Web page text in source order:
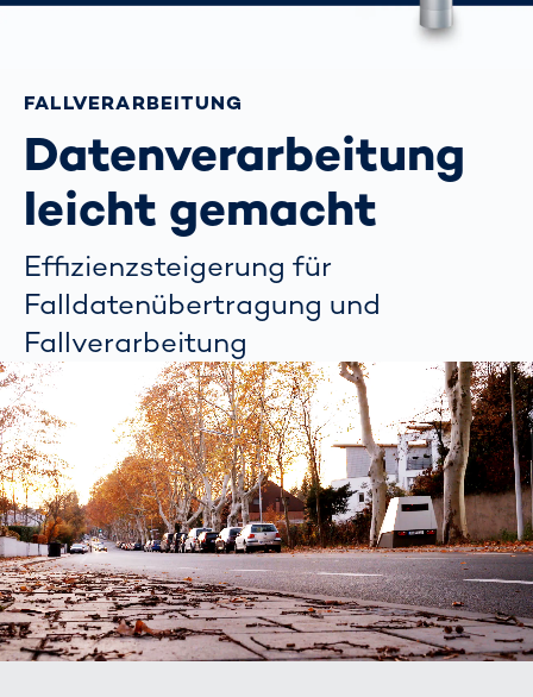
FALLVERARBEITUNG
Datenverarbeitung
leicht gemacht
Effizienzsteigerung für
Falldatenübertragung und
Fallverarbeitung